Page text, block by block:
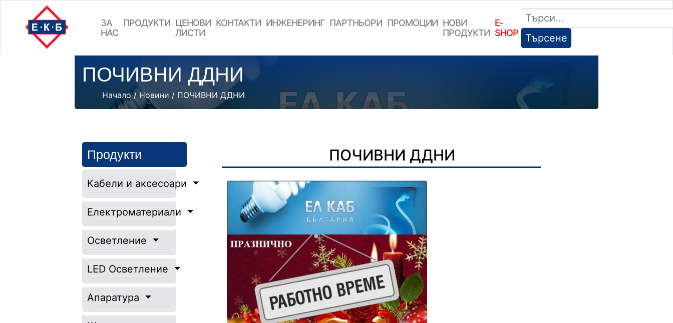
ЗА
НАС
ПРОДУКТИ ЦEНОВИ
ЛИСТИ
КОНТАКТИ ИНЖЕНЕРИНГ ПАРТНЬОРИ ПРОМОЦИИ НОВИ
ПРОДУКТИ
E-
SHOP
Търсене
ПОЧИВНИ ДДНИ
Начало/ Новини / ПОЧИВНИ ДДНИ
Продукти
Кабели и аксесоари
Електроматериали
Осветление
LED Осветление
Апаратура
ПОЧИВНИ ДДНИ